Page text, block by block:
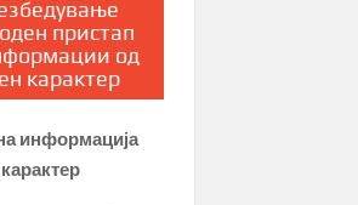
пристап
од
карактер
информација